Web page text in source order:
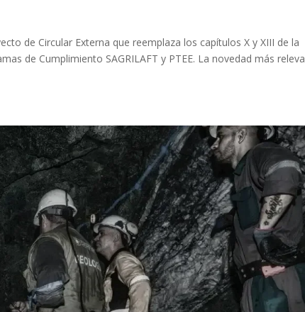
de Circular Externa que reemplaza los capítulos X y XIII de la
de Cumplimiento SAGRILAFT y PTEE. La novedad más